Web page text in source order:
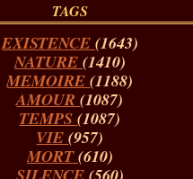
TAGS
EXISTENCE (1643)
NATURE (1410)
MEMOIRE(1188)
AMOUR(1087)
TEMPS(1087)
VIE(957)
MORT(610)